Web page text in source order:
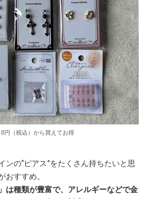
円（税込）から買えてお得
ンの“ピアス”をたくさん持ちたいと思
おすすめ。
は種類が豊富で、アレルギーなどで金